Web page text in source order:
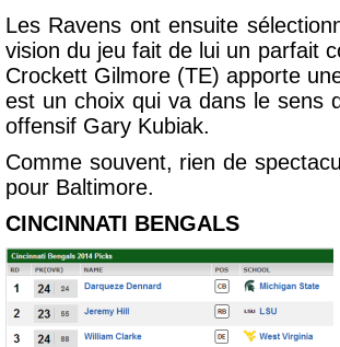
Les Ravens ont ensuite
vision du jeu fait de lui un parfait
Crockett Gilmore (TE) apporte
est un choix qui va dans le sens
offensif Gary Kubiak.
Comme souvent, rien de
pour Baltimore.
CINCINNATI BENGALS